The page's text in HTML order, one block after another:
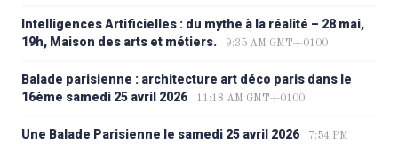
Intelligences Artificielles : du mythe à la réalité – 28 mai,
19h, Maison des arts et métiers.
9:35 AM GMT+0100
Balade parisienne : architecture art déco paris dans le
16ème samedi 25 avril 2026
11:18 AM GMT+0100
Une Balade Parisienne le samedi 25 avril 2026
7:54 PM